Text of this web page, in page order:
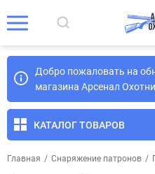
Добро пожаловать на
магазина Арсенал
КАТАЛОГ ТОВАРОВ
Главная / Снаряжение патронов /